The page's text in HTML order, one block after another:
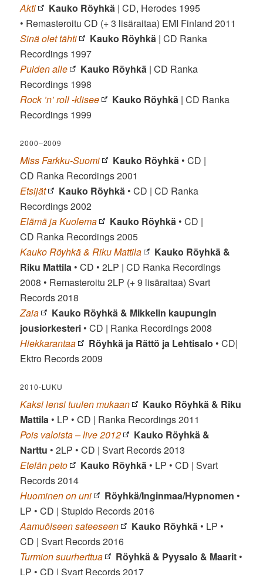
Akti
Kauko Röyhkä | CD, Herodes 1995
• Remasteroitu CD (+ 3 lisäraitaa) EMI Finland 2011
Sinä olet tähti
Kauko Röyhkä | CD Ranka
Recordings 1997
Puiden alle
Kauko Röyhkä | CD Ranka
Recordings 1998
Rock ’n’ roll -klisee
Kauko Röyhkä | CD Ranka
Recordings 1999
2000–2009
Miss Farkku-Suomi Kauko Röyhkä • CD |
CD Ranka Recordings 2001
Etsijät
Kauko Röyhkä • CD | CD Ranka
Recordings 2002
Elämä ja Kuolema
Kauko Röyhkä • CD |
CD Ranka Recordings 2005
Kauko Röyhkä & Riku Mattila
Kauko Röyhkä &
Riku Mattila • CD • 2LP | CD Ranka Recordings
2008 • Remasteroitu 2LP (+ 9 lisäraitaa) Svart
Records 2018
Zaia
Kauko Röyhkä & Mikkelin kaupungin
jousiorkesteri • CD | Ranka Recordings 2008
Hiekkarantaa
Röyhkä ja Rättö ja Lehtisalo • CD|
Ektro Records 2009
2010-LUKU
Kaksi lensi tuulen mukaan
Kauko Röyhkä & Riku
Mattila • LP • CD | Ranka Recordings 2011
Pois valoista – live 2012
Kauko Röyhkä &
Narttu • 2LP • CD | Svart Records 2013
Etelän peto
Kauko Röyhkä • LP • CD | Svart
Records 2014
Huominen on uni
Röyhkä/Inginmaa/Hypnomen •
LP • CD | Stupido Records 2016
Aamuöiseen sateeseen
Kauko Röyhkä • LP •
CD | Svart Records 2016
Turmion suurherttua
Röyhkä & Pyysalo & Maarit •
LP • CD | Svart Records 2017